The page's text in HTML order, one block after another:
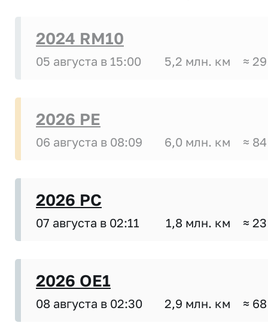
2024 RM10
05 августа в 15:00 5,2 млн. км ≈
2026 PE
06 августа в 08:09 6,0 млн. км ≈
2026 PC
07 августа в 02:11 1,8 млн. км ≈
2026 OE1
08 августа в 02:30 2,9 млн. км ≈